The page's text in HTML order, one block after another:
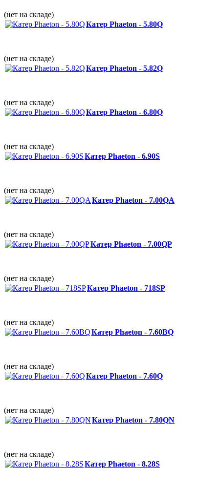
(нет на складе)
Катер Phaeton - 5.80Q
(нет на складе)
Катер Phaeton - 5.82Q
(нет на складе)
Катер Phaeton - 6.80Q
(нет на складе)
Катер Phaeton - 6.90S
(нет на складе)
Катер Phaeton - 7.00QА
(нет на складе)
Катер Phaeton - 7.00QP
(нет на складе)
Катер Phaeton - 718SP
(нет на складе)
Катер Phaeton - 7.60BQ
(нет на складе)
Катер Phaeton - 7.60Q
(нет на складе)
Катер Phaeton - 7.80QN
(нет на складе)
Катер Phaeton - 8.28S